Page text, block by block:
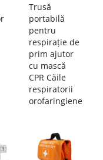
Trusă
portabilă
pentru
respirație de
prim ajutor
cu mască
CPR Căile
respiratorii
orofaringiene